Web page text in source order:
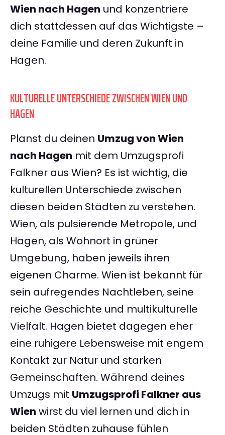
Wien nach Hagen und konzentriere
dich stattdessen auf das Wichtigste –
deine Familie und deren Zukunft in
Hagen.
KULTURELLE UNTERSCHIEDE ZWISCHEN WIEN UND
HAGEN
Planst du deinen Umzug von Wien
nach Hagen mit dem Umzugsprofi
Falkner aus Wien? Es ist wichtig, die
kulturellen Unterschiede zwischen
diesen beiden Städten zu verstehen.
Wien, als pulsierende Metropole, und
Hagen, als Wohnort in grüner
Umgebung, haben jeweils ihren
eigenen Charme. Wien ist bekannt für
sein aufregendes Nachtleben, seine
reiche Geschichte und multikulturelle
Vielfalt. Hagen bietet dagegen eher
eine ruhigere Lebensweise mit engem
Kontakt zur Natur und starken
Gemeinschaften. Während deines
Umzugs mit Umzugsprofi Falkner aus
Wien wirst du viel lernen und dich in
beiden Städten zuhause fühlen